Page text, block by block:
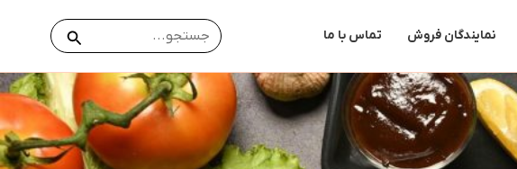
نمایندگان فروش تماس با ما
جستجو
برای:
جستجو